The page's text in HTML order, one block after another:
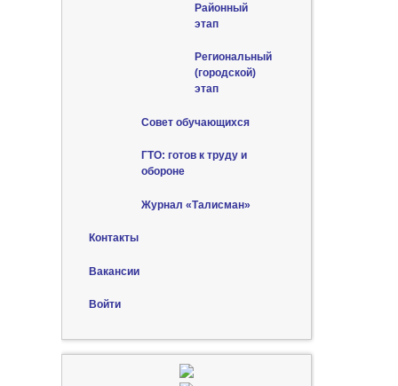
Районный
этап
Региональный
(городской)
этап
Совет обучающихся
ГТО: готов к труду и
обороне
Журнал «Талисман»
Контакты
Вакансии
Войти